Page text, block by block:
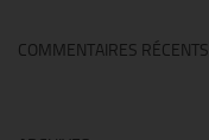
COMMENTAIRES RÉCENTS